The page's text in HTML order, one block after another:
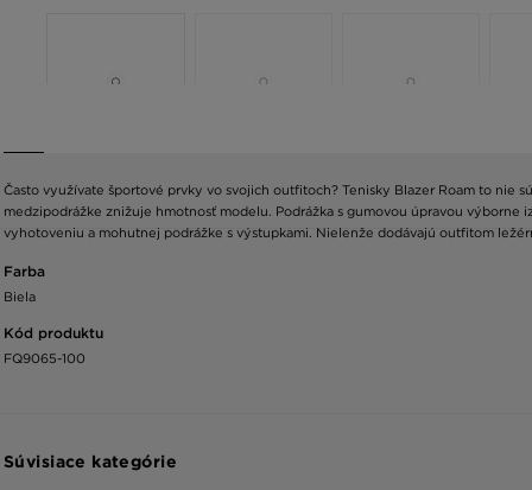
Často využívate športové prvky vo svojich outfitoch? Tenisky Blazer Roam to nie
medzipodrážke znižuje hmotnosť modelu. Podrážka s gumovou úpravou
vyhotoveniu a mohutnej podrážke s výstupkami. Nielenže dodávajú outfitom
Farba
Biela
Kód produktu
FQ9065-100
Súvisiace kategórie